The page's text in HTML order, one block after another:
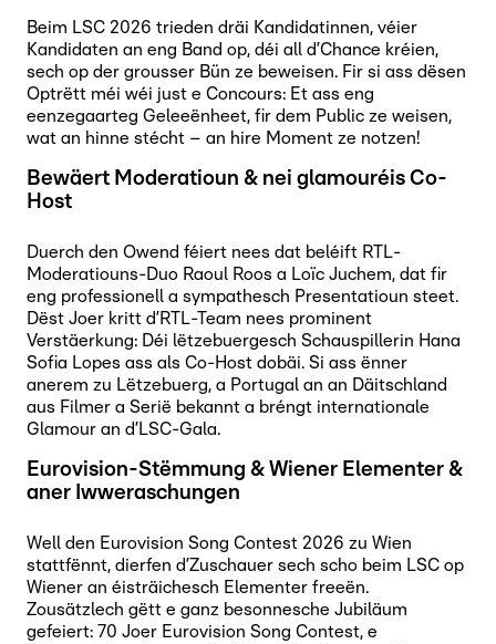
Beim LSC 2026 trieden dräi Kandidatinnen, véier
Kandidaten an eng Band op, déi all d’Chance kréien,
sech op der grousser Bün ze beweisen. Fir si ass dësen
Optrëtt méi wéi just e Concours: Et ass eng
eenzegaarteg Geleeënheet, fir dem Public ze weisen,
wat an hinne stécht – an hire Moment ze notzen!
Bewäert Moderatioun & nei glamouréis Co-
Host
Duerch den Owend féiert nees dat beléift RTL-
Moderatiouns-Duo Raoul Roos a Loïc Juchem, dat fir
eng professionell a sympathesch Presentatioun steet.
Dëst Joer kritt d’RTL-Team nees prominent
Verstäerkung: Déi lëtzebuergesch Schauspillerin Hana
Sofia Lopes ass als Co-Host dobäi. Si ass ënner
anerem zu Lëtzebuerg, a Portugal an an Däitschland
aus Filmer a Serië bekannt a bréngt internationale
Glamour an d’LSC-Gala.
Eurovision-Stëmmung & Wiener Elementer &
aner Iwweraschungen
Well den Eurovision Song Contest 2026 zu Wien
stattfënnt, dierfen d’Zuschauer sech scho beim LSC op
Wiener an éisträichesch Elementer freeën.
Zousätzlech gëtt e ganz besonnesche Jubiläum
gefeiert: 70 Joer Eurovision Song Contest, e